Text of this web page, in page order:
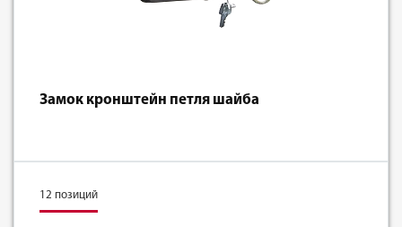
Замок кронштейн петля шайба
12 позиций